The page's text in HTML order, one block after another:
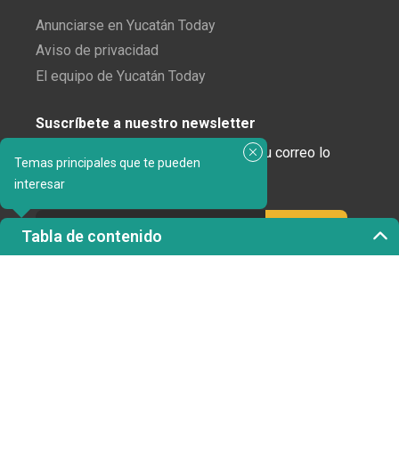
Temas principales que te pueden
interesar
Tabla de contenido
Anunciarse en Yucatán Today
Aviso de privacidad
El equipo de Yucatán Today
Suscríbete a nuestro newsletter
¿Enamorado de Yucatán? Recibe en tu correo lo
mejor de Yucatán Today.